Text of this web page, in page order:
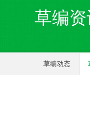
草编
草编动态